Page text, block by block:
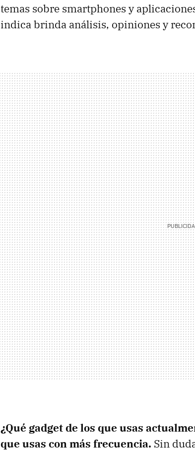
temas sobre smartphones y
indica brinda análisis, opiniones y
¿Qué gadget de los que usas
que usas con más frecuencia. Sin